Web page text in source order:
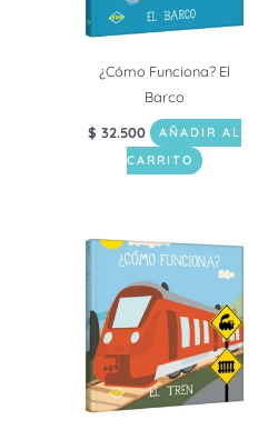
¿Cómo Funciona? El
Barco
$ 32.500
AÑADIR AL
CARRITO